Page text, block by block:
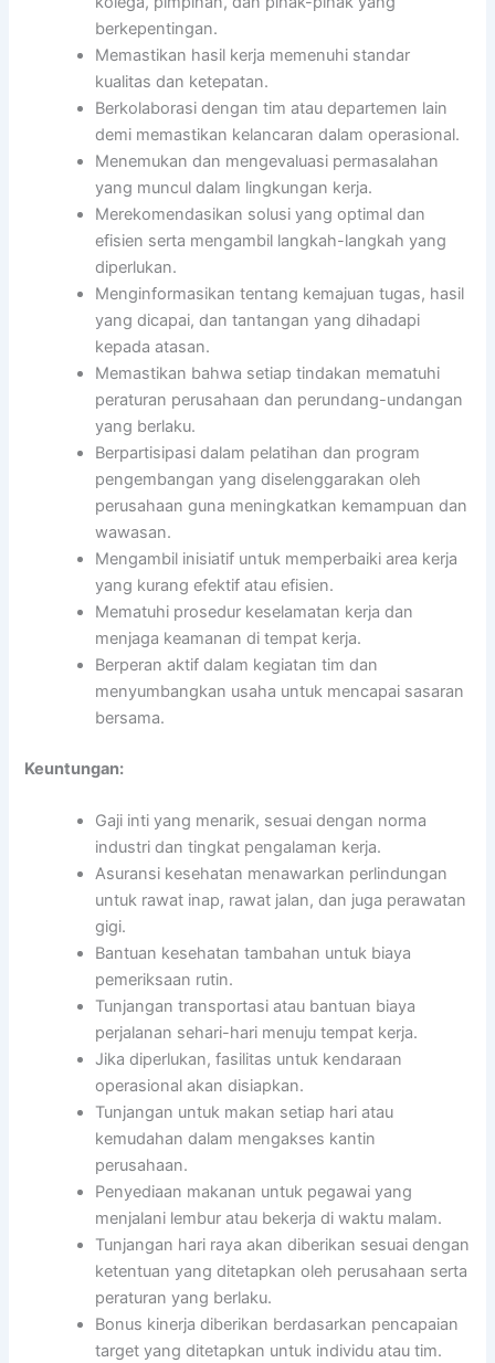
berkepentingan.
Memastikan hasil kerja memenuhi standar
kualitas dan ketepatan.
Berkolaborasi dengan tim atau departemen lain
demi memastikan kelancaran dalam operasional.
Menemukan dan mengevaluasi permasalahan
yang muncul dalam lingkungan kerja.
Merekomendasikan solusi yang optimal dan
efisien serta mengambil langkah-langkah yang
diperlukan.
Menginformasikan tentang kemajuan tugas, hasil
yang dicapai, dan tantangan yang dihadapi
kepada atasan.
Memastikan bahwa setiap tindakan mematuhi
peraturan perusahaan dan perundang-undangan
yang berlaku.
Berpartisipasi dalam pelatihan dan program
pengembangan yang diselenggarakan oleh
perusahaan guna meningkatkan kemampuan dan
wawasan.
Mengambil inisiatif untuk memperbaiki area kerja
yang kurang efektif atau efisien.
Mematuhi prosedur keselamatan kerja dan
menjaga keamanan di tempat kerja.
Berperan aktif dalam kegiatan tim dan
menyumbangkan usaha untuk mencapai sasaran
bersama.
Keuntungan:
Gaji inti yang menarik, sesuai dengan norma
industri dan tingkat pengalaman kerja.
Asuransi kesehatan menawarkan perlindungan
untuk rawat inap, rawat jalan, dan juga perawatan
gigi.
Bantuan kesehatan tambahan untuk biaya
pemeriksaan rutin.
Tunjangan transportasi atau bantuan biaya
perjalanan sehari-hari menuju tempat kerja.
Jika diperlukan, fasilitas untuk kendaraan
operasional akan disiapkan.
Tunjangan untuk makan setiap hari atau
kemudahan dalam mengakses kantin
perusahaan.
Penyediaan makanan untuk pegawai yang
menjalani lembur atau bekerja di waktu malam.
Tunjangan hari raya akan diberikan sesuai dengan
ketentuan yang ditetapkan oleh perusahaan serta
peraturan yang berlaku.
Bonus kinerja diberikan berdasarkan pencapaian
target yang ditetapkan untuk individu atau tim.